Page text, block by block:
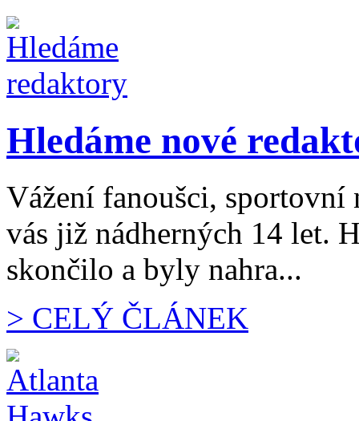
Hledáme nové
Vážení fanoušci, sportovní
vás již nádherných 14 let.
skončilo a byly nahra...
> CELÝ ČLÁNEK